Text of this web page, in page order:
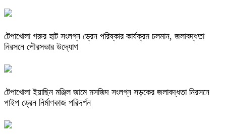
টেপাখোলা গরুর হাট সংলগ্ন ড্রেন পরিষ্কার কার্যক্রম চলমান, জলাবদ্ধতা
নিরসনে পৌরসভার উদ্যোগ
টেপাখোলা ইয়াছিন মঞ্জিল জামে মসজিদ সংলগ্ন সড়কের জলাবদ্ধতা নিরসনে
পাইপ ড্রেন নির্মাণকাজ পরিদর্শন